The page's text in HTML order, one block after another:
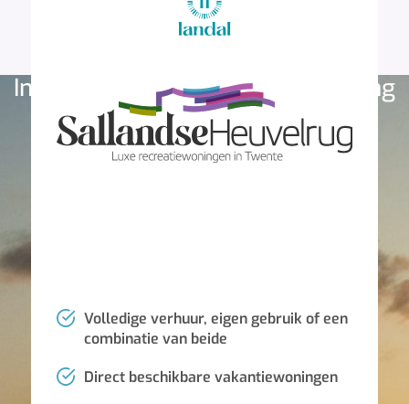
Volledige verhuur, eigen gebruik of een
combinatie van beide
Direct beschikbare vakantiewoningen
Investeer nu in een vakantiewoning
op Landal Sallandse Heuvelrug!